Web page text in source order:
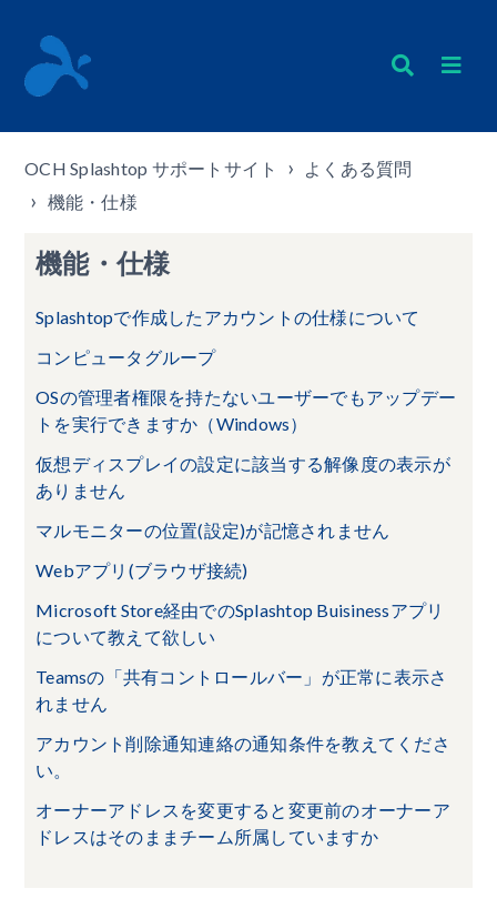
OCH Splashtop サポートサイト
よくある質問
機能・仕様
機能・仕様
Splashtopで作成したアカウントの仕様について
コンピュータグループ
OSの管理者権限を持たないユーザーでもアップデー
トを実行できますか（Windows）
仮想ディスプレイの設定に該当する解像度の表示が
ありません
マルモニターの位置(設定)が記憶されません
Webアプリ(ブラウザ接続)
Microsoft Store経由でのSplashtop Buisinessアプリ
について教えて欲しい
Teamsの「共有コントロールバー」が正常に表示さ
れません
アカウント削除通知連絡の通知条件を教えてくださ
い。
オーナーアドレスを変更すると変更前のオーナーア
ドレスはそのままチーム所属していますか